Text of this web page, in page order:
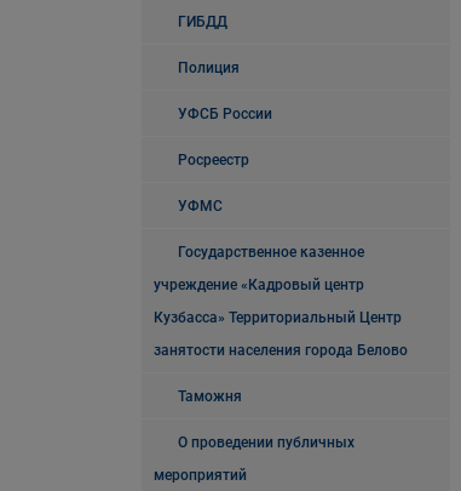
ГИБДД
Полиция
УФСБ России
Росреестр
УФМС
Государственное казенное
учреждение «Кадровый центр
Кузбасса» Территориальный Центр
занятости населения города Белово
Таможня
О проведении публичных
мероприятий